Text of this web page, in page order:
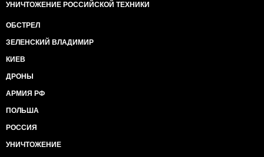
УНИЧТОЖЕНИЕ РОССИЙСКОЙ ТЕХНИКИ
ОБСТРЕЛ
ЗЕЛЕНСКИЙ ВЛАДИМИР
КИЕВ
ДРОНЫ
АРМИЯ РФ
ПОЛЬША
РОССИЯ
УНИЧТОЖЕНИЕ